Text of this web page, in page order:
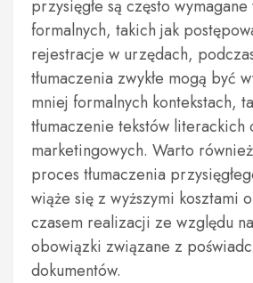
przysięgłe są często wymagane
formalnych, takich jak
rejestracje w urzędach,
tłumaczenia zwykłe mogą być
mniej formalnych kontekstach,
tłumaczenie tekstów literackich
marketingowych. Warto
proces tłumaczenia
wiąże się z wyższymi kosztami
czasem realizacji ze względu
obowiązki związane z
dokumentów.